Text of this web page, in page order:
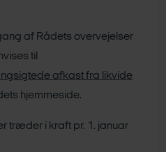
af Rådets overvejelser
til
afkast fra likvide
hjemmeside.
træder i kraft pr. 1. januar